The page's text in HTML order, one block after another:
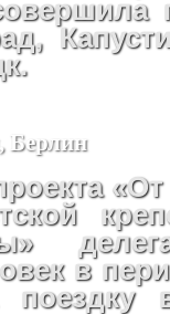
Берлин
в